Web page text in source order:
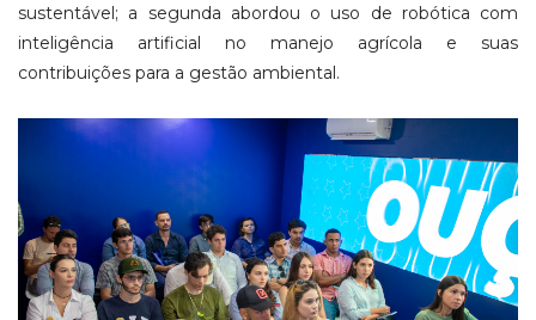
sustentável; a segunda abordou o uso de robótica com
inteligência artificial no manejo agrícola e suas
contribuições para a gestão ambiental.